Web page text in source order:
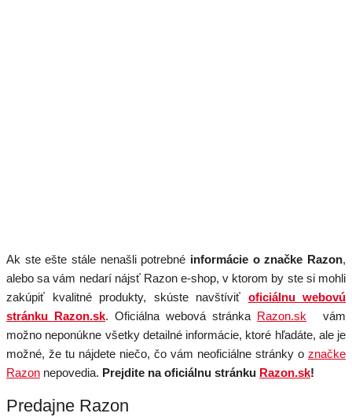
Ak ste ešte stále nenašli potrebné informácie o značke Razon,
alebo sa vám nedarí nájsť Razon e-shop, v ktorom by ste si mohli
zakúpiť kvalitné produkty, skúste navštíviť oficiálnu webovú
stránku Razon.sk. Oficiálna webová stránka Razon.sk
vám
možno neponúkne všetky detailné informácie, ktoré hľadáte, ale je
možné, že tu nájdete niečo, čo vám neoficiálne stránky o značke
Razon nepovedia. Prejdite na oficiálnu stránku Razon.sk!
Predajne Razon